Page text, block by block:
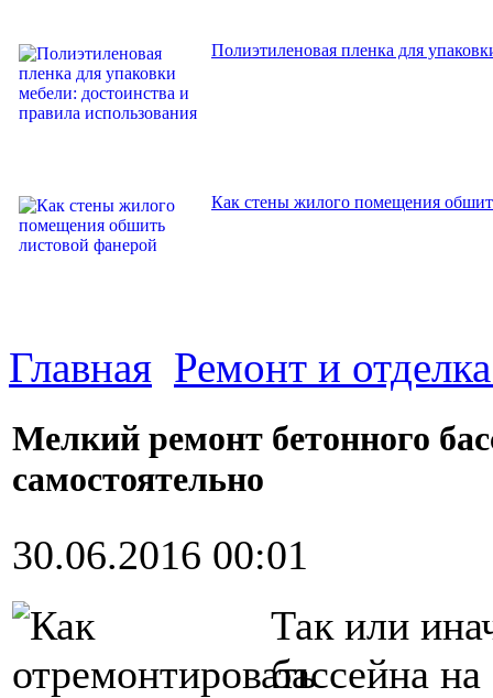
Полиэтиленовая пленка для
Как стены жилого помещения
Главная Ремонт и
Мелкий ремонт бетонного
самостоятельно
30.06.2016 00:01
Так или
бассейна